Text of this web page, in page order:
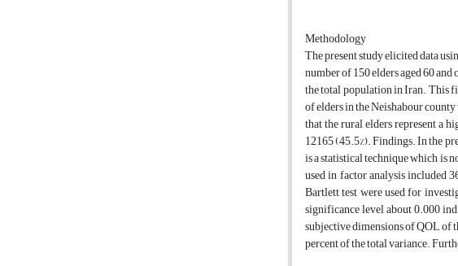
Methodology
The present study elicited data
number of 150 elders aged 60
the total population in Iran. This
of elders in the Neishabour
that the rural elders represent a
12165 (45.5%). Findings. In the
is a statistical technique which is
used in factor analysis included
Bartlett test were used for
significance level about 0.000
subjective dimensions of QOL of
percent of the total variance.